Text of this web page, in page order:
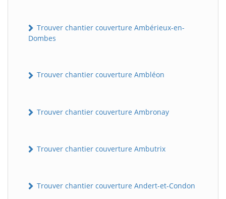
Trouver chantier couverture Ambérieux-en-
Dombes
Trouver chantier couverture Ambléon
Trouver chantier couverture Ambronay
Trouver chantier couverture Ambutrix
Trouver chantier couverture Andert-et-Condon